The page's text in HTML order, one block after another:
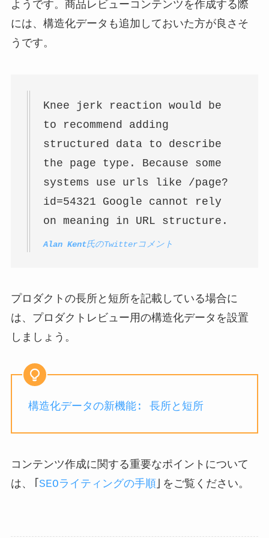
ようです。商品レビューコンテンツを作成する際
には、構造化データも追加しておいた方が良さそ
うです。
Knee jerk reaction would be
to recommend adding
structured data to describe
the page type. Because some
systems use urls like /page?
id=54321 Google cannot rely
on meaning in URL structure.
Alan Kent氏のTwitterコメント
プロダクトの長所と短所を記載している場合に
は、プロダクトレビュー用の構造化データを設置
しましょう。
構造化データの新機能: 長所と短所
コンテンツ作成に関する重要なポイントについて
は、「 SEOライティングの手順」をご覧ください。